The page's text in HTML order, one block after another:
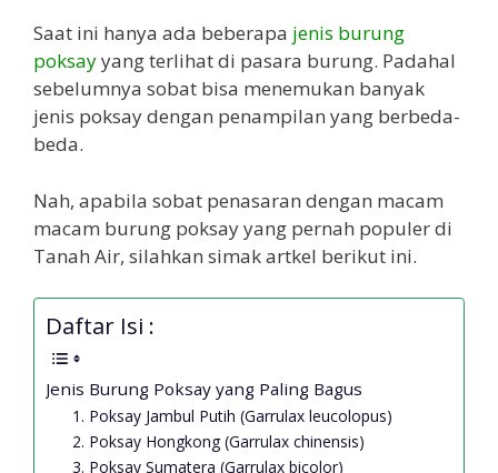
Saat ini hanya ada beberapa jenis burung
poksayyang terlihat di pasara burung. Padahal
sebelumnya sobat bisa menemukan banyak
jenis poksay dengan penampilan yang berbeda-
beda.
Nah, apabila sobat penasaran dengan macam
macam burung poksay yang pernah populer di
Tanah Air, silahkan simak artkel berikut ini.
Daftar Isi :
Jenis Burung Poksay yang Paling Bagus
1. Poksay Jambul Putih (Garrulax leucolopus)
2. Poksay Hongkong (Garrulax chinensis)
3. Poksay Sumatera (Garrulax bicolor)